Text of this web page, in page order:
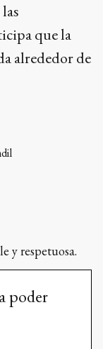
que la
alrededor de
y respetuosa.
poder